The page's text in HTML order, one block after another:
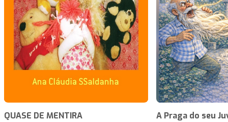
QUASE DE MENTIRA A Praga do seu